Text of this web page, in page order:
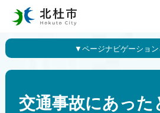
交通事故にあった